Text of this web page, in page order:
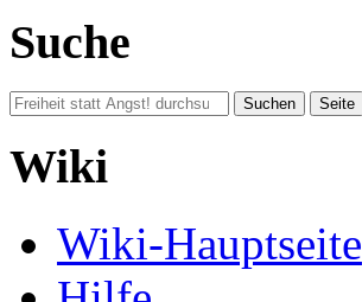
Suche
Wiki
Wiki-Hauptseite